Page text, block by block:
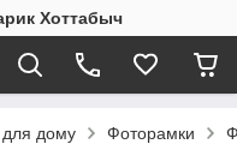
Хоттабыч
дому Фоторамки